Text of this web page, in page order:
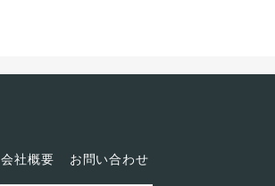
会社概要 お問い合わせ